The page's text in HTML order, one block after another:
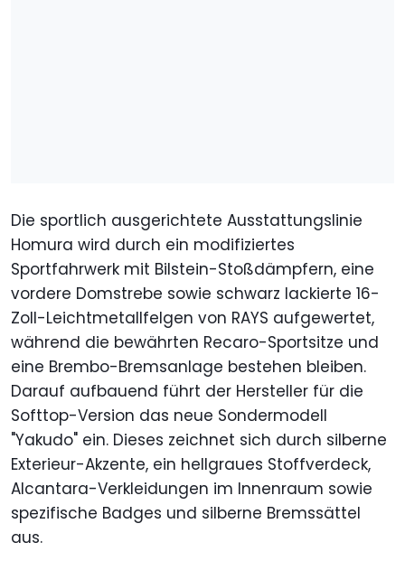
Die sportlich ausgerichtete Ausstattungslinie
Homura wird durch ein modifiziertes
Sportfahrwerk mit Bilstein-Stoßdämpfern, eine
vordere Domstrebe sowie schwarz lackierte 16-
Zoll-Leichtmetallfelgen von RAYS aufgewertet,
während die bewährten Recaro-Sportsitze und
eine Brembo-Bremsanlage bestehen bleiben.
Darauf aufbauend führt der Hersteller für die
Softtop-Version das neue Sondermodell
"Yakudo" ein. Dieses zeichnet sich durch silberne
Exterieur-Akzente, ein hellgraues Stoffverdeck,
Alcantara-Verkleidungen im Innenraum sowie
spezifische Badges und silberne Bremssättel
aus.